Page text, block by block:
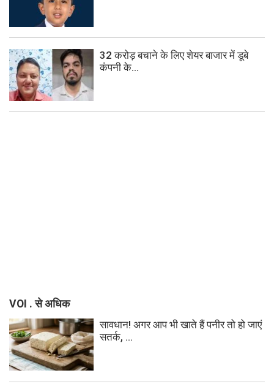
32 करोड़ बचाने के लिए शेयर बाजार में डूबे
कंपनी के...
VOI . से अधिक
सावधान! अगर आप भी खाते हैं पनीर तो हो जाएं
सतर्क, ...